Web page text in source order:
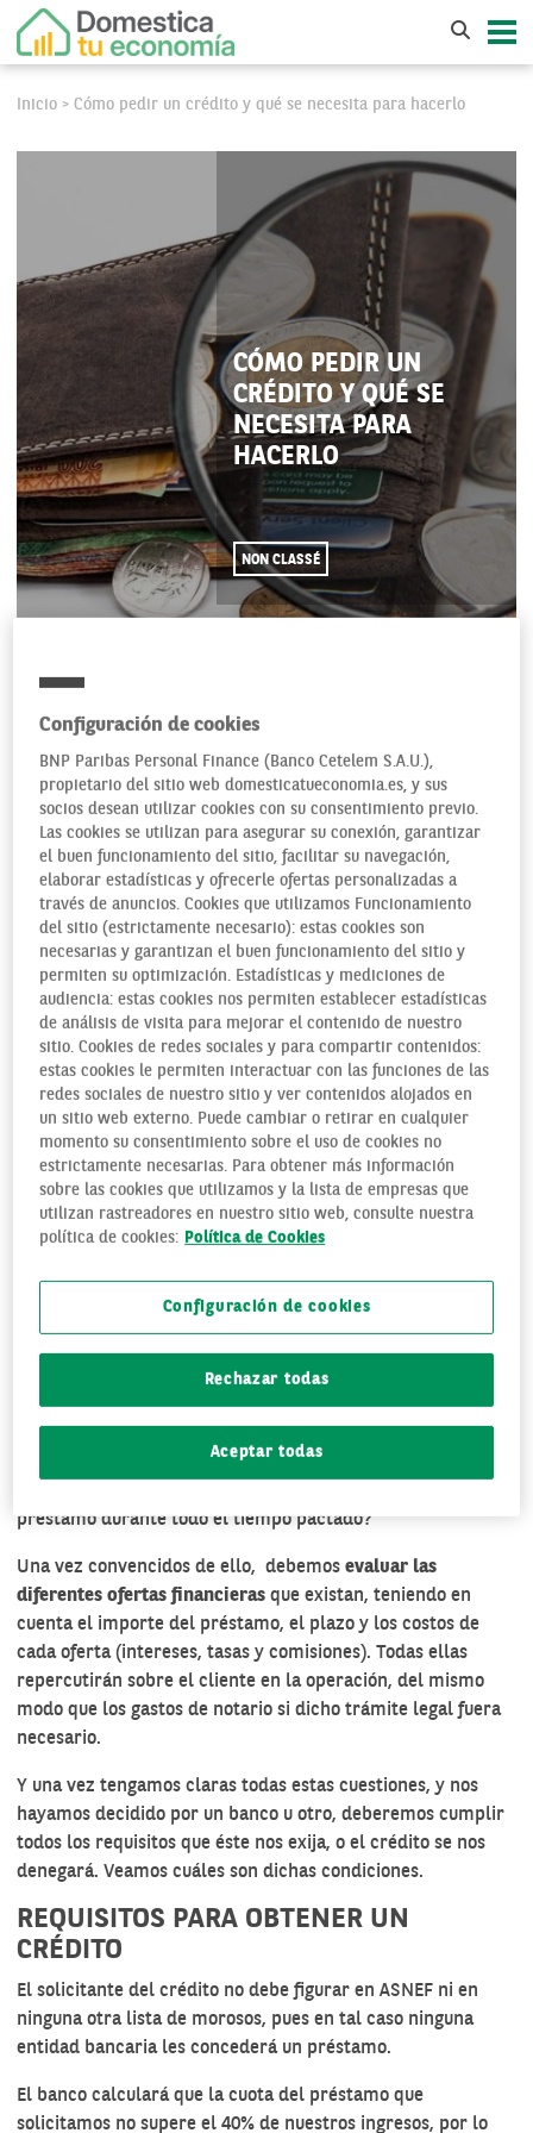
Inicio > Cómo pedir un crédito y qué se necesita para hacerlo
CÓMO PEDIR UN
CRÉDITO Y QUÉ SE
NECESITA PARA
HACERLO
NON CLASSÉ
Quién más quién menos ha necesitado alguna vez un
préstamo para asumir un gasto que no puede cubrir con el
dinero del que dispone en ese momento. Pero por si nunca
se ha visto en la necesidad desolicitar un crédito bancario
hasta la fecha, veamoscómo hacerlo y que requisitos
debemos cumplir para que los bancos nos lo concedan.
En primer lugar, y aunque parezca una obviedad, debemos
necesitamos y si estamos en condiciones de devolverla
este punto es importante, no solo por la obligación que
asumiremos de devolver el monto al banco (cantidad
prestada más los intereses), sino por el sacrificio que ello
de devolución. Es decir, ¿estamos dispuestos a asumir las
préstamo durante todo el tiempo pactado?
Una vez convencidos de ello, debemos evaluar las
diferentes ofertas financieras que existan, teniendo en
cuentael importe del préstamo, el plazo y los costos de
cada oferta (intereses, tasas y comisiones). Todas ellas
repercutirán sobre el cliente en la operación, del mismo
modo que los gastos de notario si dicho trámite legal fuera
necesario.
Y una vez tengamos claras todas estas cuestiones, y nos
hayamos decidido por un banco u otro, deberemos cumplir
todos los requisitos que éste nos exija, o el crédito se nos
denegará. Veamos cuáles son dichas condiciones.
REQUISITOS PARA OBTENER UN
CRÉDITO
El solicitante del crédito no debe figurar en ASNEF ni en
ninguna otra lista de morosos, pues en tal caso ninguna
entidad bancaria les concederá un préstamo.
El banco calculará que la cuota del préstamo que
solicitamos no supere el 40% de nuestros ingresos, por lo
Configuración de cookies
BNP Paribas Personal Finance (Banco Cetelem S.A.U.),
propietario del sitio web domesticatueconomia.es, y sus
socios desean utilizar cookies con su consentimiento previo.
Las cookies se utilizan para asegurar su conexión, garantizar
el buen funcionamiento del sitio, facilitar su navegación,
elaborar estadísticas y ofrecerle ofertas personalizadas a
través de anuncios. Cookies que utilizamos Funcionamiento
del sitio (estrictamente necesario): estas cookies son
necesarias y garantizan el buen funcionamiento del sitio y
permiten su optimización. Estadísticas y mediciones de
audiencia: estas cookies nos permiten establecer estadísticas
de análisis de visita para mejorar el contenido de nuestro
sitio. Cookies de redes sociales y para compartir contenidos:
estas cookies le permiten interactuar con las funciones de las
redes sociales de nuestro sitio y ver contenidos alojados en
un sitio web externo. Puede cambiar o retirar en cualquier
momento su consentimiento sobre el uso de cookies no
estrictamente necesarias. Para obtener más información
sobre las cookies que utilizamos y la lista de empresas que
utilizan rastreadores en nuestro sitio web, consulte nuestra
política de cookies: Política de Cookies
Configuración de cookies
Rechazar todas
Aceptar todas